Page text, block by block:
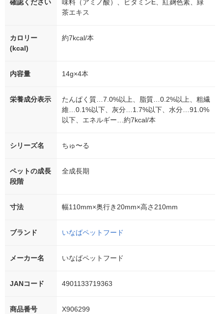
確認ください
味料（アミノ酸）、ビタミンE、紅麹色素、緑
茶エキス
カロリー
(kcal)
約7kcal/本
内容量 14g×4本
栄養成分表示
たんぱく質…7.0%以上、脂質…0.2%以上、粗繊
維…0.1%以下、灰分…1.7%以下、水分…91.0%
以下、エネルギー…約7kcal/本
シリーズ名 ちゅ〜る
ペットの成長
段階
全成長期
寸法 幅110mm×奥行き20mm×高さ210mm
ブランド いなばペットフード
メーカー名 いなばペットフード
JANコード 4901133719363
商品番号 X906299